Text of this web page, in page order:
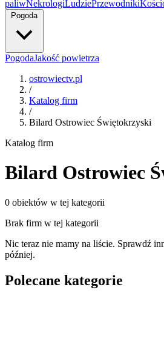
paliwNekrologiLudziePrzewodniki
Pogoda
PogodaJakość powietrza
ostrowiectv.pl
/
Katalog firm
/
Bilard Ostrowiec Świętokrzyski
Katalog firm
Bilard Ostrowiec
0 obiektów w tej kategorii
Brak firm w tej kategorii
Nic teraz nie mamy na liście. Sprawdź
później.
Polecane kategorie